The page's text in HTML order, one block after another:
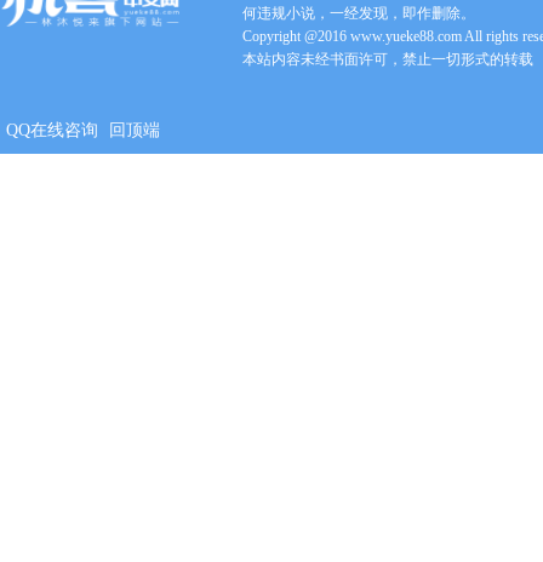
何违规小说，一经发现，即作删除。
Copyright @2016 www.yueke88.com All rights
本站内容未经书面许可，禁止一切形式的转载
QQ在线咨询 回顶端